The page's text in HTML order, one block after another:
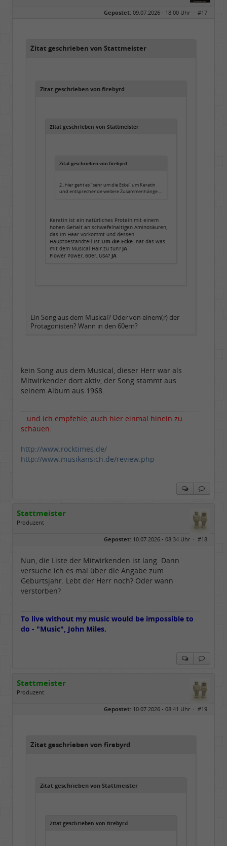
Hausgeburt (Ausgeburt?)
Gepostet: 09.07.2026 - 18:00 Uhr · #17
Zitat geschrieben von Stattmeister
Zitat geschrieben von firebyrd
Zitat geschrieben von Stattmeister
Zitat geschrieben von firebyrd
2 , hier geht es "sehr um die Ecke" um Keratin
und entsprechende weitere Zusammenhänge....
Keratin ist ein natürliches Protein mit einem
hohen Gehalt an schwefelhaltigen Aminosäuren,
das im Haar vorkommt und dessen
Hauptbestandteil ist. Um die Ecke: hat das was
mit dem Musical Hair zu tun? JA
Flower Power, 60er, USA? JA
Ein Song aus dem Musical? Oder von einem(r) der
Protagonisten? Wann in den 60ern?
kein Song aus dem Musical, dieser Herr war als
Mitwirkender dort aktiv, der Song stammt aus
seinem Album aus 1968.
...und ich empfehle, auch hier einmal hinein zu
schauen:
http://www.rocktimes.de/
http://www.musikansich.de/review.php
Stattmeister
Produzent
Gepostet: 10.07.2026 - 08:34 Uhr · #18
Nun, die Liste der Mitwirkenden ist lang. Dann
versuche ich es mal über die Angabe zum
Geburtsjahr. Lebt der Herr noch? Oder wann
verstorben?
To live without my music would be impossible to
do - "Music", John Miles.
Stattmeister
Produzent
Gepostet: 10.07.2026 - 08:41 Uhr · #19
Zitat geschrieben von firebyrd
Zitat geschrieben von Stattmeister
Zitat geschrieben von firebyrd